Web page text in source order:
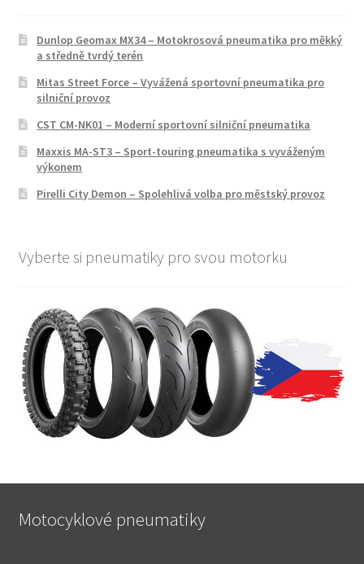
Dunlop Geomax MX34 – Motokrosová pneumatika pro měkký
a středně tvrdý terén
Mitas Street Force – Vyvážená sportovní pneumatika pro
silniční provoz
CST CM-NK01 – Moderní sportovní silniční pneumatika
Maxxis MA-ST3 – Sport-touring pneumatika s vyváženým
výkonem
Pirelli City Demon – Spolehlivá volba pro městský provoz
Vyberte si pneumatiky pro svou motorku
Motocyklové pneumatiky